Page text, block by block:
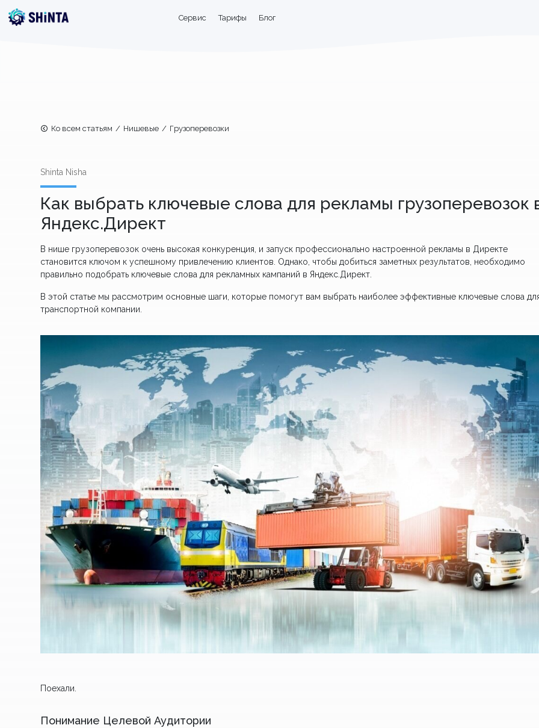
Сервис Тарифы Блог
Ко всем статьям / Нишевые / Грузоперевозки
Shinta Nisha
Как выбрать ключевые слова для рекламы грузоперевозок
Яндекс.Директ
В нише грузоперевозок очень высокая конкуренция, и запуск профессионально настроенной рекламы в Директе
становится ключом к успешному привлечению клиентов. Однако, чтобы добиться заметных результатов, необходимо
правильно подобрать ключевые слова для рекламных кампаний в Яндекс.Директ.
В этой статье мы рассмотрим основные шаги, которые помогут вам выбрать наиболее эффективные ключевые слова
транспортной компании.
Поехали.
Понимание Целевой Аудитории